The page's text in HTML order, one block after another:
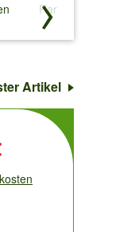
Raritäten
↓
Artikel